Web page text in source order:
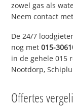
zowel gas als
Neem contact
De 24/7
nog met015-
in de gehele 015
Nootdorp,
Offertes